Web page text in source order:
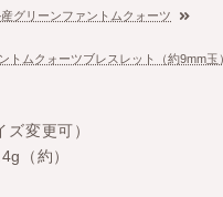
グリーンファントムクォーツ
トムクォーツブレスレット（約9mm玉
変更可）
（約）